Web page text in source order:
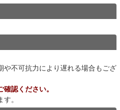
や不可抗力により遅れる場合もござ
確認ください。
。